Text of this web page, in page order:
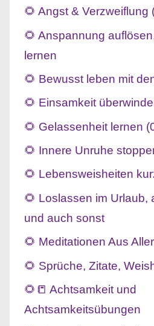
🌻 Angst & Verzweiflung
🌻 Anspannung
lernen
🌻 Bewusst leben mit
🌻 Einsamkeit
🌻 Gelassenheit lernen
🌻 Innere Unruhe
🌻 Lebensweisheiten
🌻 Loslassen im Urlaub,
und auch sonst
🌻 Meditationen Aus
🌻 Sprüche, Zitate,
🌻📒 Achtsamkeit und
Achtsamkeitsübungen